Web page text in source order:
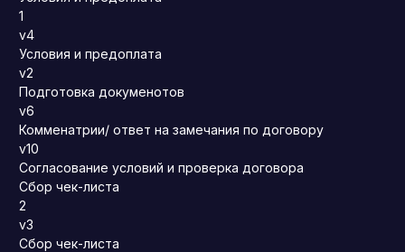
1
v4
Условия и предоплата
v2
Подготовка докуменотов
v6
Комменатрии/ ответ на замечания по договору
v10
Согласование условий и проверка договора
Сбор чек-листа
2
v3
Сбор чек-листа